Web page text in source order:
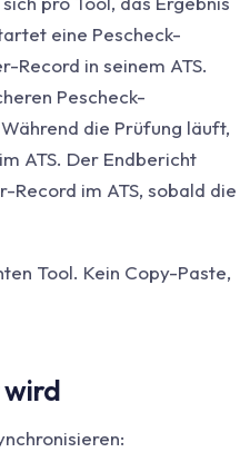
eine Pescheck-
Record in seinem ATS.
Pescheck-
die Prüfung läuft,
ATS. Der Endbericht
im ATS, sobald die
Tool. Kein Copy-Paste,
wird